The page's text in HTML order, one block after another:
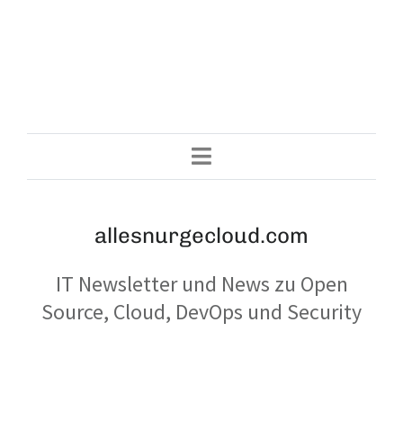
allesnurgecloud.com
IT Newsletter und News zu Open
Source, Cloud, DevOps und Security